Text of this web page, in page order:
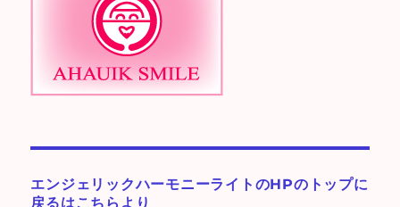
エンジェリックハーモニーライトのHPのトップに
戻るはこちらより